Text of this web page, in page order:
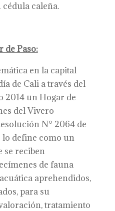
caleña.
de Paso:
en la capital
de Cali a través del
2014 un Hogar de
del Vivero
N° 2064 de
lo define como un
se reciben
de fauna
aprehendidos,
para su
tratamiento